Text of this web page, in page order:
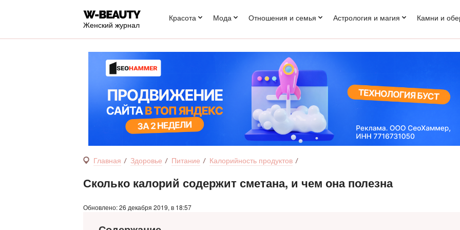
Женский журнал
Красота Мода Отношения и семья Астрология и магия Камни и
Главная Здоровье Питание Калорийность продуктов
Сколько калорий содержит сметана, и чем она полезна
Обновлено: 26 декабря 2019, в 18:57